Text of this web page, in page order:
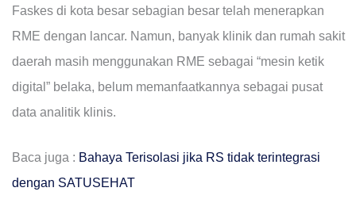
Faskes di kota besar sebagian besar telah menerapkan
RME dengan lancar. Namun, banyak klinik dan rumah sakit
daerah masih menggunakan RME sebagai “mesin ketik
digital” belaka, belum memanfaatkannya sebagai pusat
data analitik klinis.
Baca juga : Bahaya Terisolasi jika RS tidak terintegrasi
dengan SATUSEHAT